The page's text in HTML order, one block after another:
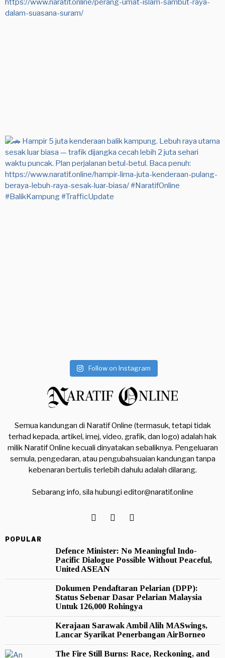
Follow on Instagram
Semua kandungan di Naratif Online (termasuk, tetapi tidak
terhad kepada, artikel, imej, video, grafik, dan logo) adalah hak
milik Naratif Online kecuali dinyatakan sebaliknya. Pengeluaran
semula, pengedaran, atau pengubahsuaian kandungan tanpa
kebenaran bertulis terlebih dahulu adalah dilarang.
Sebarang info, sila hubungi editor@naratif.online
POPULAR
Defence Minister: No Meaningful Indo-
Pacific Dialogue Possible Without Peaceful,
United ASEAN
Dokumen Pendaftaran Pelarian (DPP):
Status Sebenar Dasar Pelarian Malaysia
Untuk 126,000 Rohingya
Kerajaan Sarawak Ambil Alih MASwings,
Lancar Syarikat Penerbangan AirBorneo
The Fire Still Burns: Race, Reckoning, and